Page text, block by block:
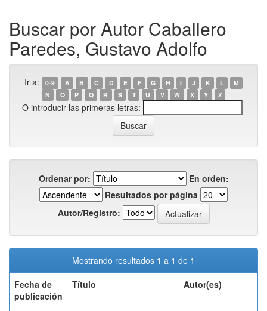
Buscar por Autor Caballero
Paredes, Gustavo Adolfo
Ir a: 0-9 A B C D E F G H I J K L
M
N
O P Q R S T U V W X Y Z
O introducir las primeras letras:
Ordenar por:
En orden:
Resultados por página
Autor/Registro:
Mostrando resultados 1 a 1 de 1
Fecha de
publicación
Título Autor(es)